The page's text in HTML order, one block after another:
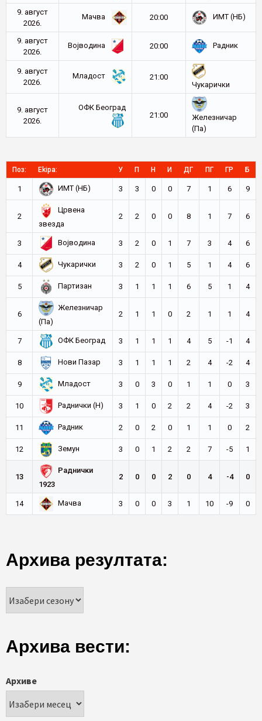
9. август
2026.
Мачва 20:00 ИМТ (НБ)
9. август
2026.
Војводина 20:00 Радник
9. август
2026.
Младост
21:00
Чукарички
9. август
2026.
ОФК Београд
21:00
Железничар
(Па)
Поз: Ekipa: У П Н И ДГ ПГ ГР Б
1 ИМТ (НБ) 3 3 0 0 7 1 6 9
2
Црвена
звезда
2 2 0 0 8 1 7 6
3 Војводина 3 2 0 1 7 3 4 6
4 Чукарички 3 2 0 1 5 1 4 6
5 Партизан 3 1 1 1 6 5 1 4
6
Железничар
(Па)
2 1 1 0 2 1 1 4
7 ОФК Београд 3 1 1 1 4 5 -1 4
8 Нови Пазар 3 1 1 1 2 4 -2 4
9 Младост 3 0 3 0 1 1 0 3
10 Раднички (Н) 3 1 0 2 2 4 -2 3
11 Радник 2 0 2 0 1 1 0 2
12 Земун 3 0 1 2 2 7 -5 1
13
Раднички
1923
2 0 0 2 0 4 -4 0
14 Мачва 3 0 0 3 1 10 -9 0
Архива резултата:
Архива вести:
Архиве